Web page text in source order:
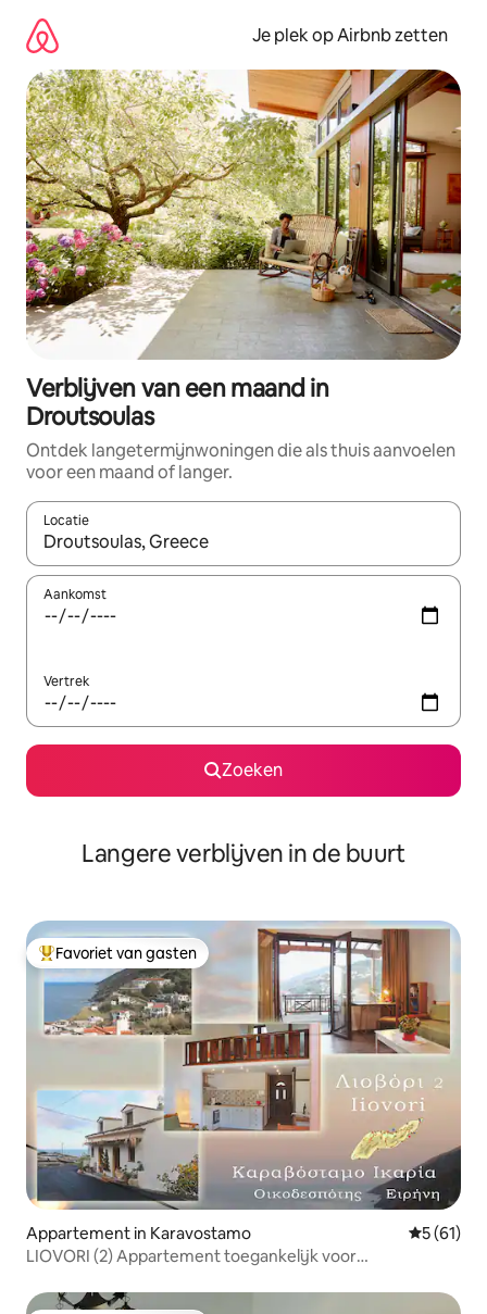
direct
naar
inhoud
Je plek op Airbnb zetten
Verblijven van een maand in
Droutsoulas
Ontdek langetermijnwoningen die als thuis aanvoelen
voor een maand of langer.
Locatie
Wanneer er resultaten beschikbaar zijn, maak je een keuze
Aankomst
Vertrek
Zoeken
Langere verblijven in de buurt
Topfavoriet van gasten
Favoriet van gasten
Appartement in Karavostamo
5 (61)
LIOVORI (2) Appartement toegankelijk voor